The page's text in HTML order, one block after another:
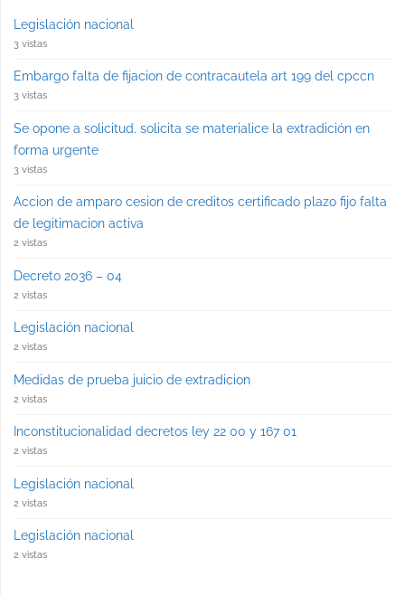
Legislación nacional
3 vistas
Embargo falta de fijacion de contracautela art 199 del cpccn
3 vistas
Se opone a solicitud. solicita se materialice la extradición en
forma urgente
3 vistas
Accion de amparo cesion de creditos certificado plazo fijo falta
de legitimacion activa
2 vistas
Decreto 2036 – 04
2 vistas
Legislación nacional
2 vistas
Medidas de prueba juicio de extradicion
2 vistas
Inconstitucionalidad decretos ley 22 00 y 167 01
2 vistas
Legislación nacional
2 vistas
Legislación nacional
2 vistas